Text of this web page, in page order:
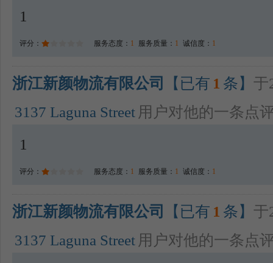
1
评分： 服务态度： 1 服务质量： 1 诚信度： 1
浙江新颜物流有限公司 【已有 1 条】 于
3137 Laguna Street 用户对他的一条点
1
评分： 服务态度： 1 服务质量： 1 诚信度： 1
浙江新颜物流有限公司 【已有 1 条】 于
3137 Laguna Street 用户对他的一条点